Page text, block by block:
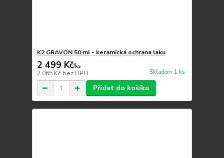
K2 GRAVON 50 ml - keramická ochrana laku
2 499 Kč/ks
2 065 Kč bez DPH Skladem 1 ks
Přidat do košíku